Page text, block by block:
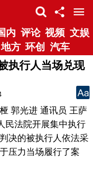
内 评论 视频 文娱
地方 环创 汽车
执行人当场兑现
郭光进 通讯员 王萨
民法院开展集中执行
决的被执行人依法采
压力当场履行了案